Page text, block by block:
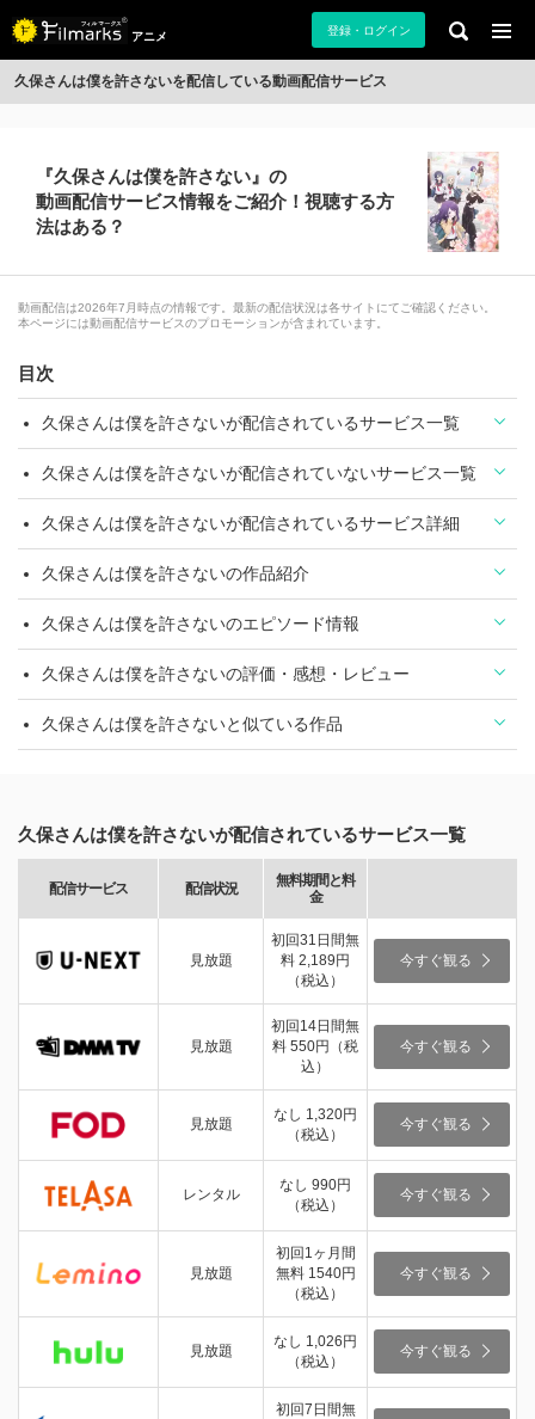
アニメ 登録・ログイン
久保さんは僕を許さないを配信している動画配信サービス
『久保さんは僕を許さない』の
動画配信サービス情報をご紹介！視聴する方
法はある？
動画配信は2026年7月時点の情報です。最新の配信状況は各サイトにてご確認ください。
本ページには動画配信サービスのプロモーションが含まれています。
目次
久保さんは僕を許さないが配信されているサービス一覧
久保さんは僕を許さないが配信されていないサービス一覧
久保さんは僕を許さないが配信されているサービス詳細
久保さんは僕を許さないの作品紹介
久保さんは僕を許さないのエピソード情報
久保さんは僕を許さないの評価・感想・レビュー
久保さんは僕を許さないと似ている作品
久保さんは僕を許さないが配信されているサービス一覧
配信サービス 配信状況
無料期間と料
金
見放題
初回31日間無
料 2,189円
（税込）
今すぐ観る
見放題
初回14日間無
料 550円（税
込）
今すぐ観る
見放題
なし 1,320円
（税込）
今すぐ観る
レンタル
なし 990円
（税込）
今すぐ観る
見放題
初回1ヶ月間
無料 1540円
（税込）
今すぐ観る
見放題
なし 1,026円
（税込）
今すぐ観る
初回7日間無